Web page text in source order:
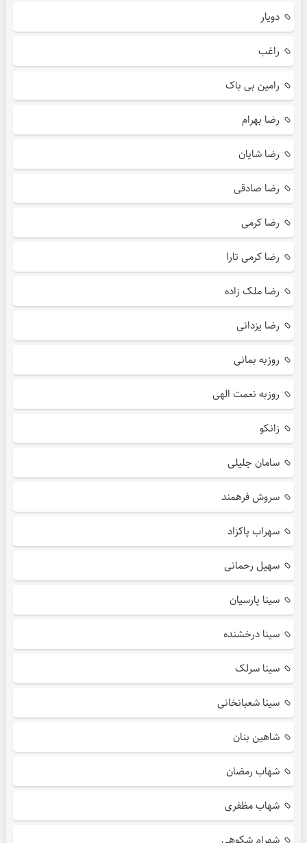
دویار
راغب
رامین بی باک
رضا بهرام
رضا شایان
رضا صادقی
رضا کرمی
رضا کرمی تارا
رضا ملک زاده
رضا یزدانی
روزبه بمانی
روزبه نعمت الهی
زانکو
سامان جلیلی
سروش فرهمند
سهراب پاکزاد
سهیل رحمانی
سینا پارسیان
سینا درخشنده
سینا سرلک
سینا شعبانخانی
شاهین بنان
شهاب رمضان
شهاب مظفری